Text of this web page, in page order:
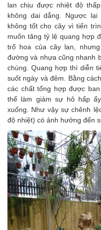
lan chịu được nhiệt độ
không dai dẳng. Ngược
không tốt cho cây vì tiến
muốn tăng tỷ lệ quang hợp
trổ hoa của cây lan,
đường và nhựa cũng nhanh
chúng. Quang hợp thì diễn
suốt ngày và đêm. Bằng
các chất tổng hợp được
thể làm giảm sự hô hấp
xuống. Như vậy sự chênh
độ nhiệt) có ảnh hưởng đến